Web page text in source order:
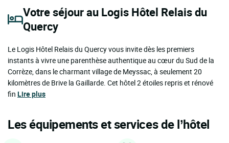
Votre séjour au Logis Hôtel Relais du
Quercy
Le Logis Hôtel Relais du Quercy vous invite dès les premiers
instants à vivre une parenthèse authentique au cœur du Sud de la
Corrèze, dans le charmant village de Meyssac, à seulement 20
kilomètres de Brive la Gaillarde. Cet hôtel 2 étoiles repris et rénové
fin Lire plus
Les équipements et services de l’hôtel